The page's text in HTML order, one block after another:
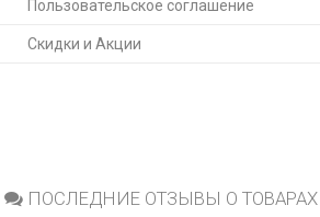
Пользовательское соглашение
Скидки и Акции
ПОСЛЕДНИЕ ОТЗЫВЫ О ТОВАРАХ